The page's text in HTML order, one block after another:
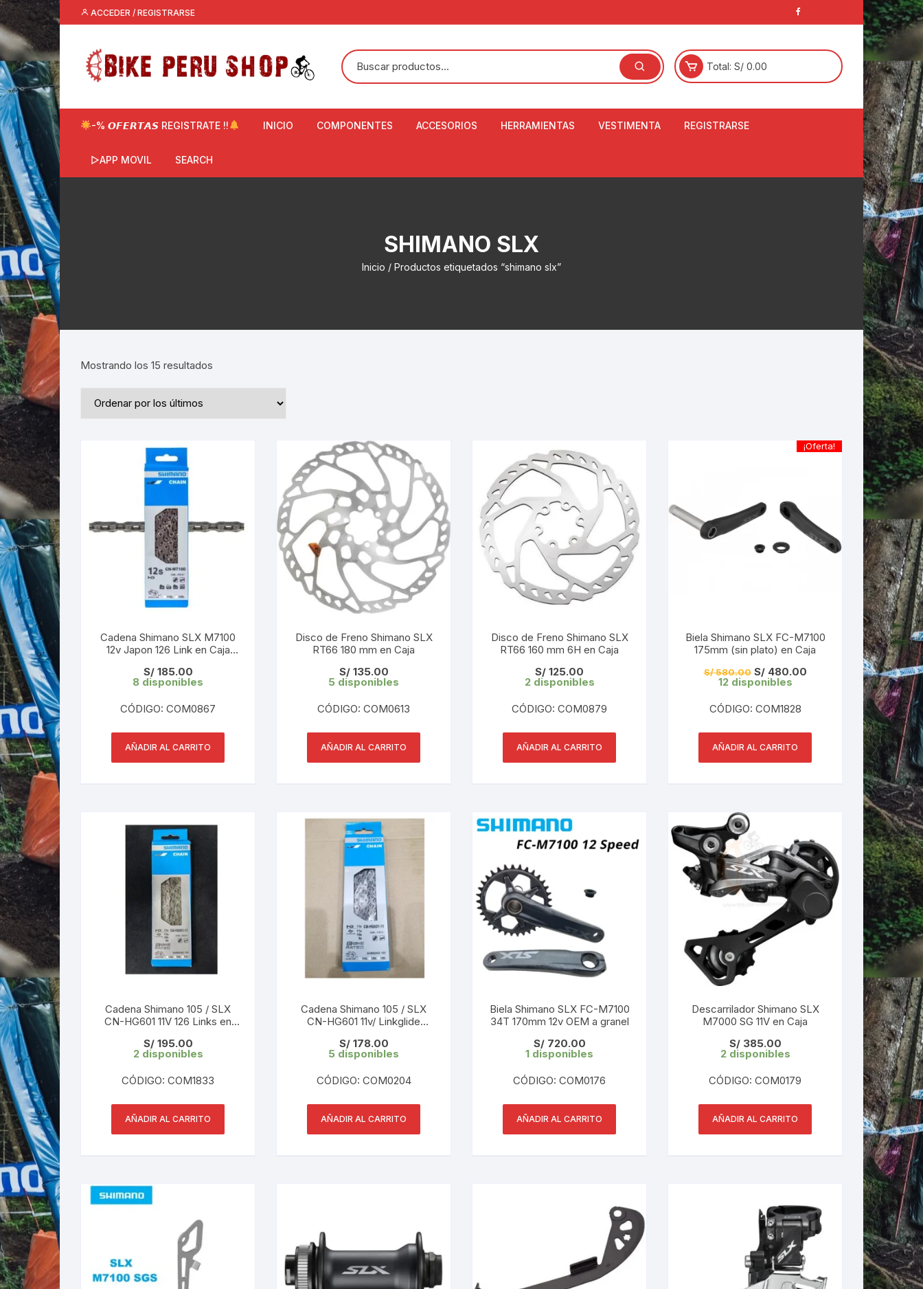
Saltar
al
ACCEDER / REGISTRARSE
Total: S/0.00
-% 𝙊𝙁𝙀𝙍𝙏𝘼𝙎 REGISTRATE !! INICIO COMPONENTES
AJUSTE DE TIJAS
BOTTOM BRACKET
CABLES Y FUNDAS
CADENA
CALAS
CÁMARAS
CANDADO DE CADENA
/MISSINGLINK
CINTA TUBELES
CUADROS
DESCARRILADOR
DESVIADOR
DIRECCIÓN / TASAS
GRIPS / PUÑOS
GUIACADENA
HORQUILLA
KIT DE TRANSMISIÓN
LÍQUIDO DE FRENO
LIQUIDO SELLANTES
LLANTAS
LUBRICANTE DE CADENA
MANILLAR / TIMÓN
PEDALES
PIÑON
ACCESORIOS
LIMPIACADENA
LUCES
MANGAS
MEDIDOR DE PRESIÓN
PORTAHERRAMIENTAS
PROTECTOR DE CUADRO
PROTECTOR DE FRENO
TAPABARROS
HERRAMIENTAS
BRACKET
EXTRACTOR DE PIÑON
EXTRACTOR DE TASAS
GRASA
JUEGO DE ALLEN
KIT DE LIMPIEZA
KIT DE PURGADO
MEDIDOR DE CADENA
OTROS
TRONCHACADENA
VESTIMENTA REGISTRARSE
▷APP MOVIL SEARCH
SHIMANO SLX
Inicio / Productos etiquetados “shimano slx”
Mostrando los 15 resultados
Cadena Shimano SLX M7100
12v Japon 126 Link en Caja
S/185.00
8 disponibles
CÓDIGO: COM0867
AÑADIR AL CARRITO
Disco de Freno Shimano SLX
RT66 180 mm en Caja
S/135.00
5 disponibles
CÓDIGO: COM0613
AÑADIR AL CARRITO
Disco de Freno Shimano SLX
RT66 160 mm 6H en Caja
S/ 125.00
2 disponibles
CÓDIGO: COM0879
AÑADIR AL CARRITO
¡Oferta!
Biela Shimano SLX FC-M7100
175mm (sin plato) en Caja
S/580.00 El
precio
era:
S/ 580.00.
S/480.00El
12 disponibles
CÓDIGO: COM1828
AÑADIR AL CARRITO
Cadena Shimano 105 / SLX
CN-HG601 11V 126 Links en
S/195.00
2 disponibles
CÓDIGO: COM1833
AÑADIR AL CARRITO
Cadena Shimano 105 / SLX
CN-HG601 11v/ Linkglide
S/178.00
5 disponibles
CÓDIGO: COM0204
AÑADIR AL CARRITO
Biela Shimano SLX FC-M7100
34T 170mm 12v OEM a granel
S/720.00
1 disponibles
CÓDIGO: COM0176
AÑADIR AL CARRITO
Descarrilador Shimano SLX
M7000 SG 11V en Caja
S/385.00
2 disponibles
CÓDIGO: COM0179
AÑADIR AL CARRITO